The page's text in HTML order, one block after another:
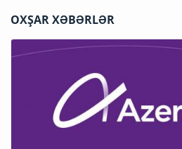
OXŞAR XƏBƏRLƏR